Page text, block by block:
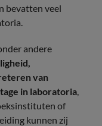
bevatten veel
andere
van
in laboratoria,
of
kunnen zij